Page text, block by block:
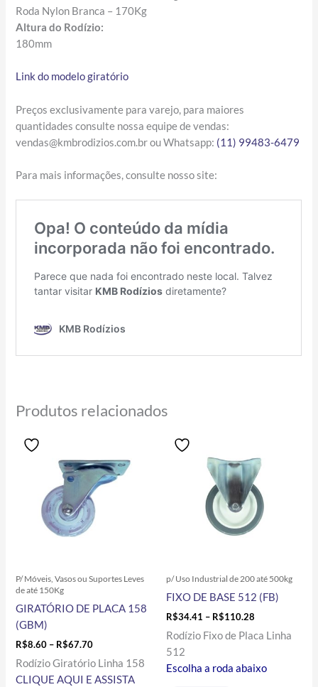
Roda Nylon Branca – 170Kg
Altura do Rodízio:
180mm
Link do modelo giratório
Preços exclusivamente para varejo, para maiores
quantidades consulte nossa equipe de vendas:
vendas@kmbrodizios.com.br ou Whatsapp: (11) 99483-6479
Para mais informações, consulte nosso site:
Produtos relacionados
P/ Móveis, Vasos ou Suportes Leves
de até 150Kg
GIRATÓRIO DE PLACA 158
(GBM)
R$8.60 – R$67.70
R$8.60
through
R$67.70
Rodízio Giratório Linha 158
CLIQUE AQUI E ASSISTA
tem
várias
variantes.
As
opções
escolhidas
página
produto
p/ Uso Industrial de 200 até 500kg
FIXO DE BASE 512 (FB)
R$34.41 – R$110.28
R$34.41
through
R$110.28
Rodízio Fixo de Placa Linha
512
Escolha a roda abaixo
tem
várias
variantes.
As
opções
escolhidas
na
página
do